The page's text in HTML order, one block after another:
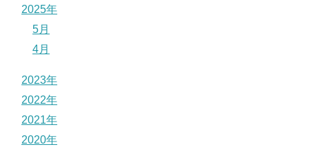
2025年
5月
4月
2023年
2022年
2021年
2020年